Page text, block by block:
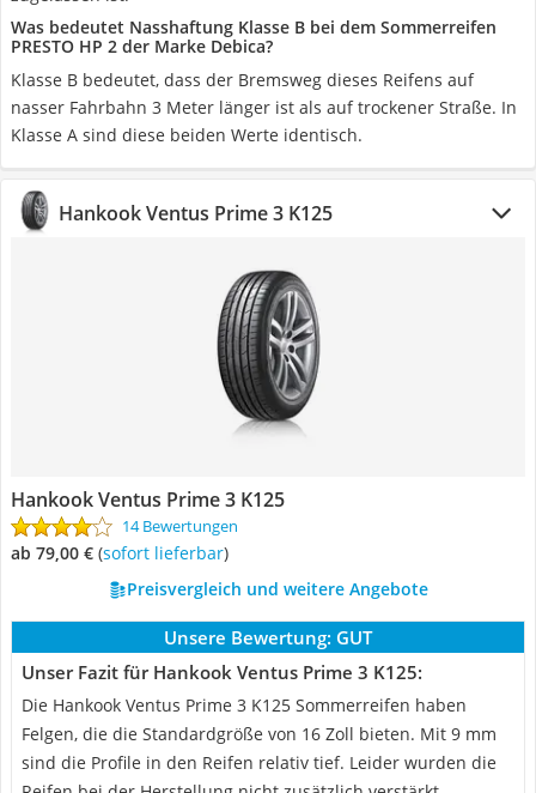
Was bedeutet Nasshaftung Klasse B bei dem Sommerreifen
PRESTO HP 2 der Marke Debica?
Klasse B bedeutet, dass der Bremsweg dieses Reifens auf
nasser Fahrbahn 3 Meter länger ist als auf trockener Straße. In
Klasse A sind diese beiden Werte identisch.
Hankook Ventus Prime 3 K125
Hankook Ventus Prime 3 K125
14 Bewertungen
ab 79,00 € ( Sofort lieferbar)
Preisvergleich und weitere Angebote
Unsere Bewertung: GUT
Unser Fazit für Hankook Ventus Prime 3 K125:
Die Hankook Ventus Prime 3 K125 Sommerreifen haben
Felgen, die die Standardgröße von 16 Zoll bieten. Mit 9 mm
sind die Profile in den Reifen relativ tief. Leider wurden die